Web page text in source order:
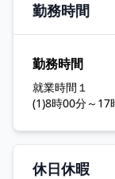
勤務時間
勤務時間
就業時間１
(1)8時00分～17
休日休暇